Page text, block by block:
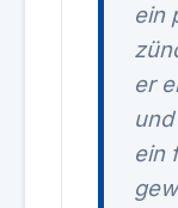
ein
er
ein